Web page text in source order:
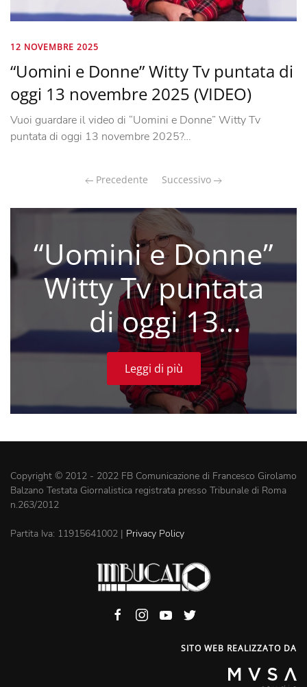
12 NOVEMBRE 2025
“Uomini e Donne” Witty Tv puntata di
oggi 13 novembre 2025 (VIDEO)
Vuoi guardare il video di “Uomini e Donne” Witty Tv
puntata di oggi 13 novembre 2025?…
Precedente Successivo
“Uomini e Donne”
Witty Tv puntata
di oggi 13
novembre 2025
(VIDEO)
Leggi di più
Copyright © 2012 - 2022 FB Comunicazione di Francesco Girolamo
Balzano Testata Giornalistica registrata presso Tribunale di Roma
n.263/2012
Partita Iva: 11915641002 | Privacy Policy
SITO WEB REALIZZATO DA